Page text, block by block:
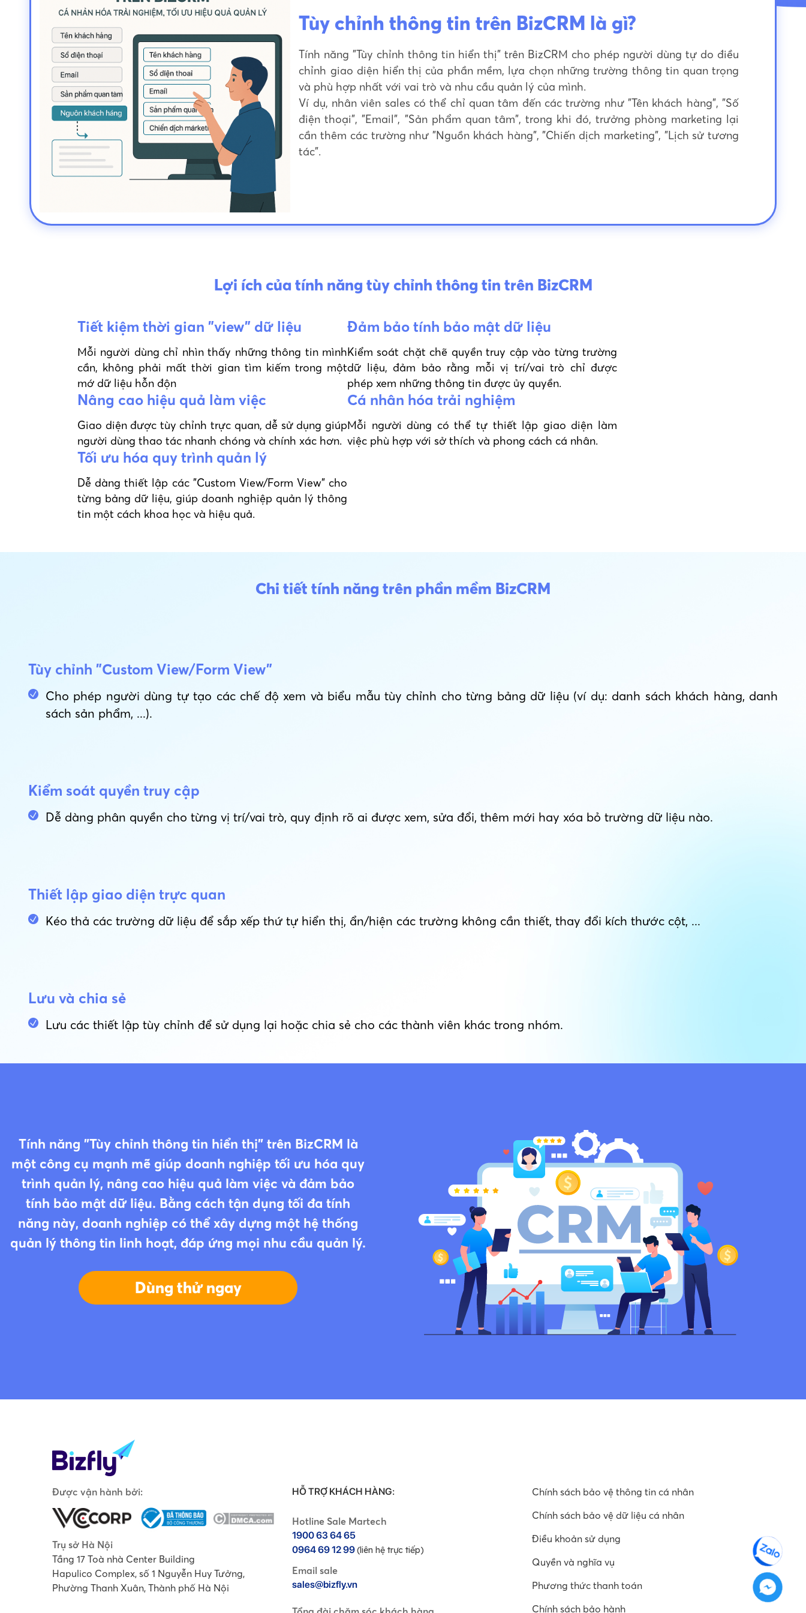
Tùy chỉnh thông tin trên BizCRM là gì?
Tính năng "Tùy chỉnh thông tin hiển thị" trên BizCRM cho phép người dùng tự do điều
chỉnh giao diện hiển thị của phần mềm, lựa chọn những trường thông tin quan trọng
và phù hợp nhất với vai trò và nhu cầu quản lý của mình.
Ví dụ, nhân viên sales có thể chỉ quan tâm đến các trường như "Tên khách hàng", "Số
điện thoại", "Email", "Sản phẩm quan tâm", trong khi đó, trưởng phòng marketing lại
cần thêm các trường như "Nguồn khách hàng", "Chiến dịch marketing", "Lịch sử tương
tác".
Lợi ích của tính năng tùy chỉnh thông tin trên BizCRM
Tiết kiệm thời gian "view" dữ liệu
Mỗi người dùng chỉ nhìn thấy những thông tin mình
cần, không phải mất thời gian tìm kiếm trong một
mớ dữ liệu hỗn độn
Đảm bảo tính bảo mật dữ liệu
Kiểm soát chặt chẽ quyền truy cập vào từng trường
dữ liệu, đảm bảo rằng mỗi vị trí/vai trò chỉ được
phép xem những thông tin được ủy quyền.
Nâng cao hiệu quả làm việc
Giao diện được tùy chỉnh trực quan, dễ sử dụng giúp
người dùng thao tác nhanh chóng và chính xác hơn.
Cá nhân hóa trải nghiệm
Mỗi người dùng có thể tự thiết lập giao diện làm
việc phù hợp với sở thích và phong cách cá nhân.
Tối ưu hóa quy trình quản lý
Dễ dàng thiết lập các "Custom View/Form View" cho
từng bảng dữ liệu, giúp doanh nghiệp quản lý thông
tin một cách khoa học và hiệu quả.
Chi tiết tính năng trên phần mềm BizCRM
Tùy chỉnh "Custom View/Form View"
Cho phép người dùng tự tạo các chế độ xem và biểu mẫu tùy chỉnh cho từng bảng dữ liệu (ví dụ: danh sách khách hàng, danh
sách sản phẩm, ...).
Kiểm soát quyền truy cập
Dễ dàng phân quyền cho từng vị trí/vai trò, quy định rõ ai được xem, sửa đổi, thêm mới hay xóa bỏ trường dữ liệu nào.
Thiết lập giao diện trực quan
Kéo thả các trường dữ liệu để sắp xếp thứ tự hiển thị, ẩn/hiện các trường không cần thiết, thay đổi kích thước cột, ...
Lưu và chia sẻ
Lưu các thiết lập tùy chỉnh để sử dụng lại hoặc chia sẻ cho các thành viên khác trong nhóm.
Tính năng "Tùy chỉnh thông tin hiển thị" trên BizCRM là
một công cụ mạnh mẽ giúp doanh nghiệp tối ưu hóa quy
trình quản lý, nâng cao hiệu quả làm việc và đảm bảo
tính bảo mật dữ liệu. Bằng cách tận dụng tối đa tính
năng này, doanh nghiệp có thể xây dựng một hệ thống
quản lý thông tin linh hoạt, đáp ứng mọi nhu cầu quản lý.
Dùng thử ngay
Được vận hành bởi:
Trụ sở Hà Nội
Tầng 17 Toà nhà Center Building
Hapulico Complex, số 1 Nguyễn Huy Tưởng,
Phường Thanh Xuân, Thành phố Hà Nội
HỖ TRỢ KHÁCH HÀNG:
Hotline Sale Martech
1900 63 64 65
0964 69 12 99(liên hệ trực tiếp)
Email sale
sales@bizfly.vn
Chính sách bảo vệ thông tin cá nhân
Chính sách bảo vệ dữ liệu cá nhân
Điều khoản sử dụng
Quyền và nghĩa vụ
Phương thức thanh toán
Chính sách bảo hành